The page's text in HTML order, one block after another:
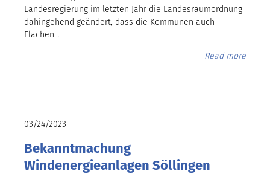
Landesregierung im letzten Jahr die Landesraumordnung
dahingehend geändert, dass die Kommunen auch
Flächen…
Read more
03/24/2023
Bekanntmachung
Windenergieanlagen Söllingen